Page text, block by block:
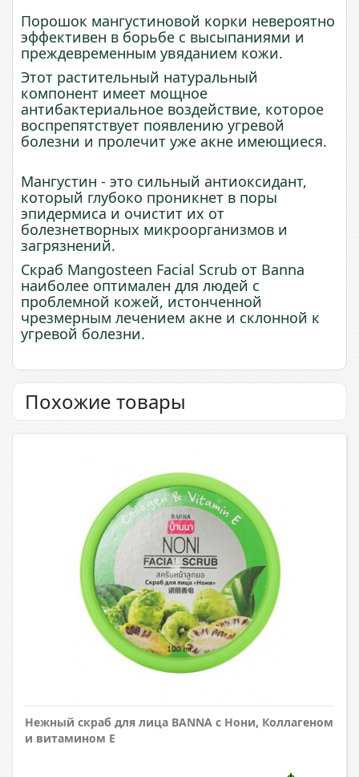
Порошок мангустиновой корки невероятно
эффективен в борьбе с высыпаниями и
преждевременным увяданием кожи.
Этот растительный натуральный
компонент имеет мощное
антибактериальное воздействие, которое
воспрепятствует появлению угревой
болезни и пролечит уже акне имеющиеся.
Мангустин - это сильный антиоксидант,
который глубоко проникнет в поры
эпидермиса и очистит их от
болезнетворных микроорганизмов и
загрязнений.
Скраб Mangosteen Facial Scrub от Banna
наиболее оптимален для людей с
проблемной кожей, истонченной
чрезмерным лечением акне и склонной к
угревой болезни.
Похожие товары
Нежный скраб для лица BANNA с Нони, Коллагеном
и витамином Е